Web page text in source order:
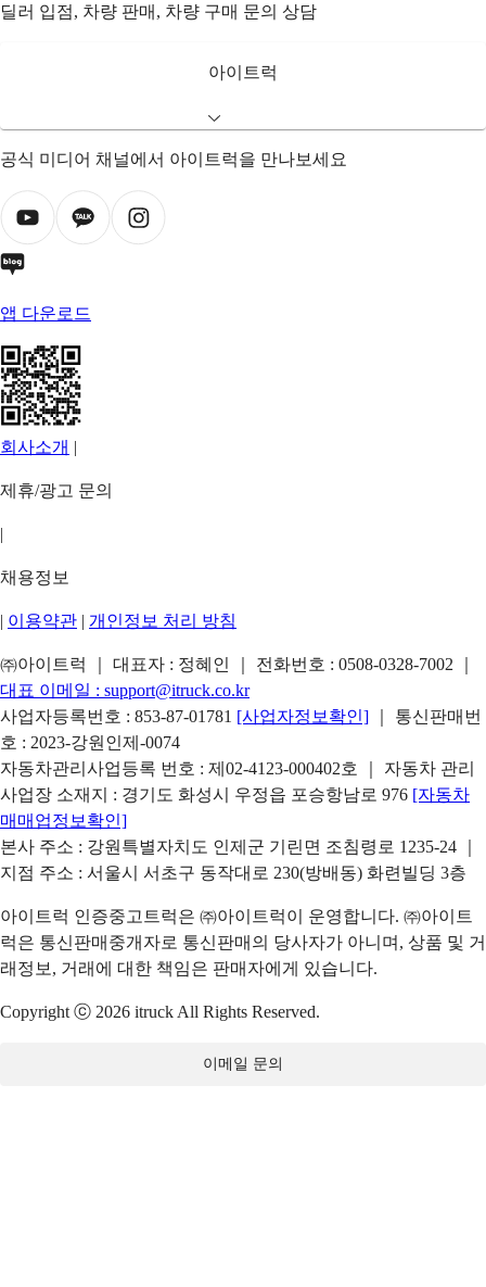
딜러 입점, 차량 판매, 차량 구매 문의 상담
아이트럭
공식 미디어 채널에서 아이트럭을 만나보세요
앱 다운로드
회사소개 |
제휴/광고 문의
|
채용정보
| 이용약관 | 개인정보 처리 방침
㈜아이트럭 ｜ 대표자 : 정혜인 ｜ 전화번호 : 0508-0328-7002
대표 이메일 : support@itruck.co.kr
사업자등록번호 : 853-87-01781 [사업자정보확인]
｜ 통신판매번
호 : 2023-강원인제-0074
자동차관리사업등록 번호 : 제02-4123-000402호 ｜ 자동차 관리
사업장 소재지 : 경기도 화성시 우정읍 포승항남로 976 [자동차
매매업정보확인]
본사 주소 : 강원특별자치도 인제군 기린면 조침령로 1235-24 ｜
지점 주소 : 서울시 서초구 동작대로 230(방배동) 화련빌딩 3층
아이트럭 인증중고트럭은 ㈜아이트럭이 운영합니다. ㈜아이트
럭은 통신판매중개자로 통신판매의 당사자가 아니며, 상품 및 거
래정보, 거래에 대한 책임은 판매자에게 있습니다.
Copyright ⓒ 2026 itruck All Rights Reserved.
이메일 문의